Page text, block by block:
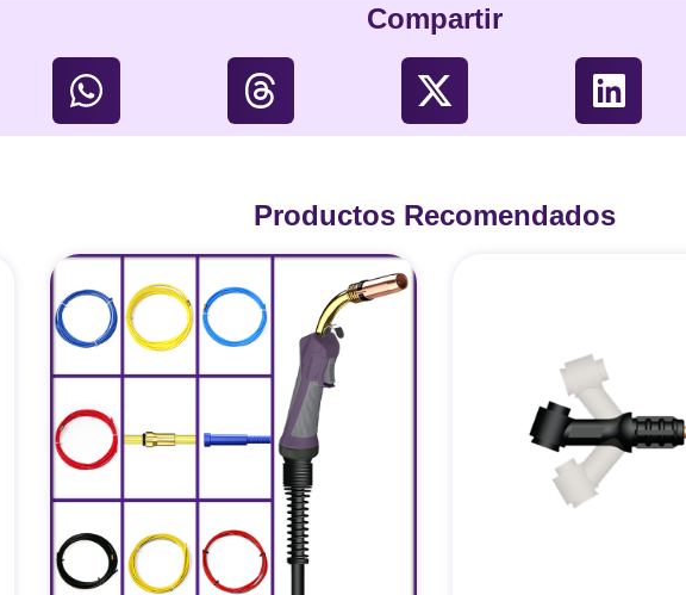
Compartir
Productos Recomendados